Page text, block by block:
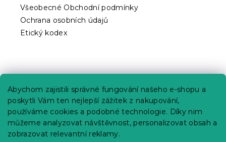
Abychom zajistili správné fungování našeho e-shopu a
poskytli Vám ten nejlepší zážitek z nakupování,
používáme cookies a podobné technologie. Díky nim
můžeme analyzovat návštěvnost, personalizovat obsah a
zobrazovat relevantní reklamy.
Všeobecné Obchodní podmínky
Ochrana osobních údajů
Etický kodex
Kariéra
Poptávky a B2B spolupráce
Proč se u nás registrovat?